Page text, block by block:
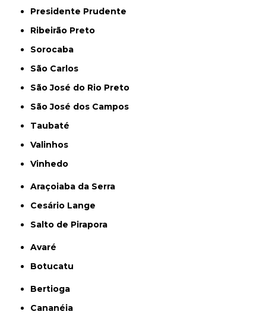
Presidente Prudente
Ribeirão Preto
Sorocaba
São Carlos
São José do Rio Preto
São José dos Campos
Taubaté
Valinhos
Vinhedo
Araçoiaba da Serra
Cesário Lange
Salto de Pirapora
Avaré
Botucatu
Bertioga
Cananéia